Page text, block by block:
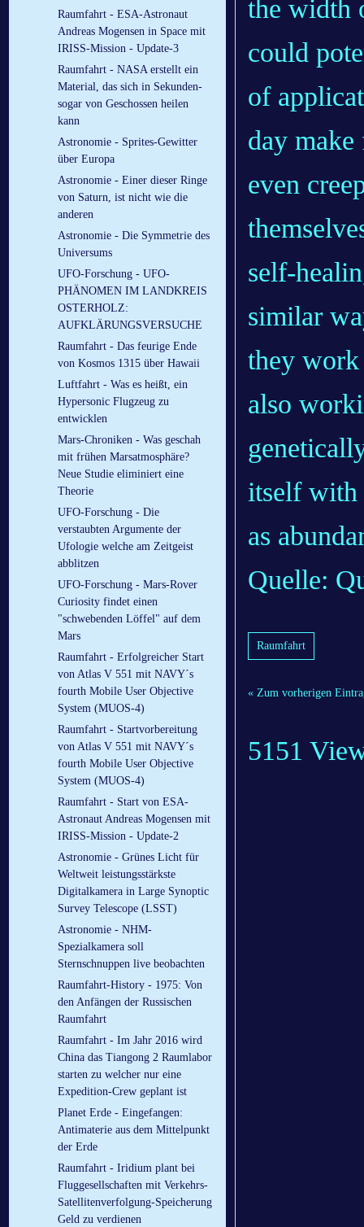
Raumfahrt - ESA-Astronaut
Andreas Mogensen in Space mit
IRISS-Mission - Update-3
Raumfahrt - NASA erstellt ein
Material, das sich in Sekunden-
sogar von Geschossen heilen
kann
Astronomie - Sprites-Gewitter
über Europa
Astronomie - Einer dieser Ringe
von Saturn, ist nicht wie die
anderen
Astronomie - Die Symmetrie des
Universums
UFO-Forschung - UFO-
PHÄNOMEN IM LANDKREIS
OSTERHOLZ:
AUFKLÄRUNGSVERSUCHE
Raumfahrt - Das feurige Ende
von Kosmos 1315 über Hawaii
Luftfahrt - Was es heißt, ein
Hypersonic Flugzeug zu
entwicklen
Mars-Chroniken - Was geschah
mit frühen Marsatmosphäre?
Neue Studie eliminiert eine
Theorie
UFO-Forschung - Die
verstaubten Argumente der
Ufologie welche am Zeitgeist
abblitzen
UFO-Forschung - Mars-Rover
Curiosity findet einen
"schwebenden Löffel" auf dem
Mars
Raumfahrt - Erfolgreicher Start
von Atlas V 551 mit NAVY´s
fourth Mobile User Objective
System (MUOS-4)
Raumfahrt - Startvorbereitung
von Atlas V 551 mit NAVY´s
fourth Mobile User Objective
System (MUOS-4)
Raumfahrt - Start von ESA-
Astronaut Andreas Mogensen mit
IRISS-Mission - Update-2
Astronomie - Grünes Licht für
Weltweit leistungsstärkste
Digitalkamera in Large Synoptic
Survey Telescope (LSST)
Astronomie - NHM-
Spezialkamera soll
Sternschnuppen live beobachten
Raumfahrt-History - 1975: Von
den Anfängen der Russischen
Raumfahrt
Raumfahrt - Im Jahr 2016 wird
China das Tiangong 2 Raumlabor
starten zu welcher nur eine
Expedition-Crew geplant ist
Planet Erde - Eingefangen:
Antimaterie aus dem Mittelpunkt
der Erde
Raumfahrt - Iridium plant bei
Fluggesellschaften mit Verkehrs-
Satellitenverfolgung-Speicherung
Geld zu verdienen
the width
could
of
day
even
self-
similar
they work
also
itself with
as
Quelle:
Raumfahrt
« Zum vorherigen
5151